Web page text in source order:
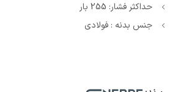
حداکثر فشار: 255 بار
جنس بدنه : فولادی